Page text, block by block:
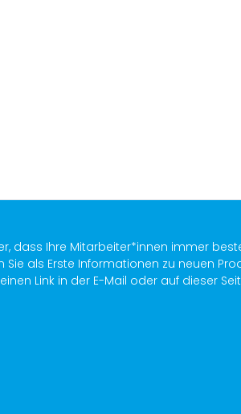
dass Ihre Mitarbeiter*innen immer
als Erste Informationen zu neuen
Link in der E-Mail oder auf dieser